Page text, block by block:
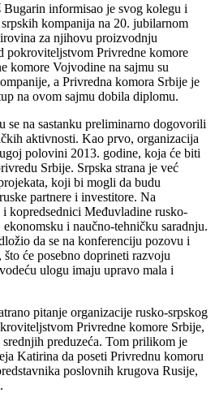
informisao je svog kolegu i
kompanija na 20. jubilarnom
za njihovu proizvodnju
pokroviteljstvom Privredne komore
komore Vojvodine na sajmu su
a Privredna komora Srbije je
na ovom sajmu dobila diplomu.
se na sastanku preliminarno dogovorili
aktivnosti. Kao prvo, organizacija
polovini 2013. godine, koja će biti
Srbije. Srpska strana je već
koji bi mogli da budu
partnere i investitore. Na
kopredsednici Međuvladine rusko-
i naučno-tehničku saradnju.
da se na konferenciju pozovu i
će posebno doprineti razvoju
ulogu imaju upravo mala i
pitanje organizacije rusko-srpskog
Privredne komore Srbije,
preduzeća. Tom prilikom je
Katirina da poseti Privrednu komoru
poslovnih krugova Rusije,